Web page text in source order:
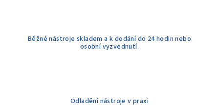
Běžné nástroje skladem a k dodání do 24 hodin nebo
osobní vyzvednutí.
Odladění nástroje v praxi